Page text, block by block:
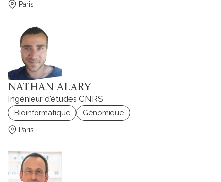
Paris
NATHAN ALARY
Ingénieur d'études CNRS
Bioinformatique Génomique
Paris